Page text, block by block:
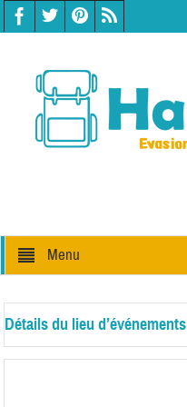
Menu
Détails du lieu d’événements